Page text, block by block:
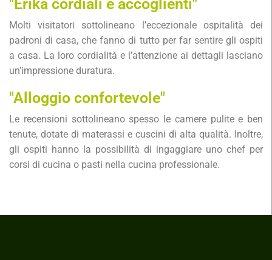
"Erika cordiali e accoglienti"
Molti visitatori sottolineano l’eccezionale ospitalità dei
padroni di casa, che fanno di tutto per far sentire gli ospiti
a casa. La loro cordialità e l’attenzione ai dettagli lasciano
un’impressione duratura.
"Alloggio confortevole"
Le recensioni sottolineano spesso le camere pulite e ben
tenute, dotate di materassi e cuscini di alta qualità. Inoltre,
gli ospiti hanno la possibilità di ingaggiare uno chef per
corsi di cucina o pasti nella cucina professionale.